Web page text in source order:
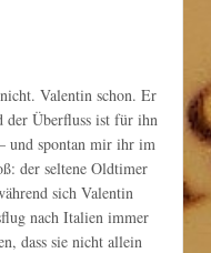
Valentin schon. Er
der Überfluss ist für ihn
und spontan mir ihr im
der seltene Oldtimer
sich Valentin
nach Italien immer
dass sie nicht allein